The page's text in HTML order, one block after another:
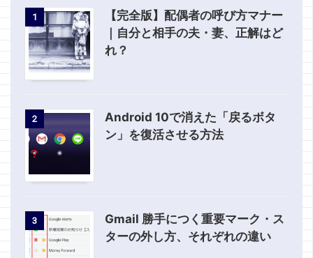
1
【完全版】配偶者の呼び方マナー
｜自分と相手の夫・妻、正解はど
れ？
2
Android 10で消えた「戻るボタ
ン」を復活させる方法
3
Gmail 勝手につく重要マーク・ス
ターの外し方、それぞれの違い